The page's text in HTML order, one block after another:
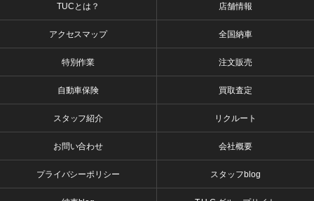
TUCとは？ 店舗情報
アクセスマップ 全国納車
特別作業 注文販売
自動車保険 買取査定
スタッフ紹介 リクルート
お問い合わせ 会社概要
プライバシーポリシー スタッフblog